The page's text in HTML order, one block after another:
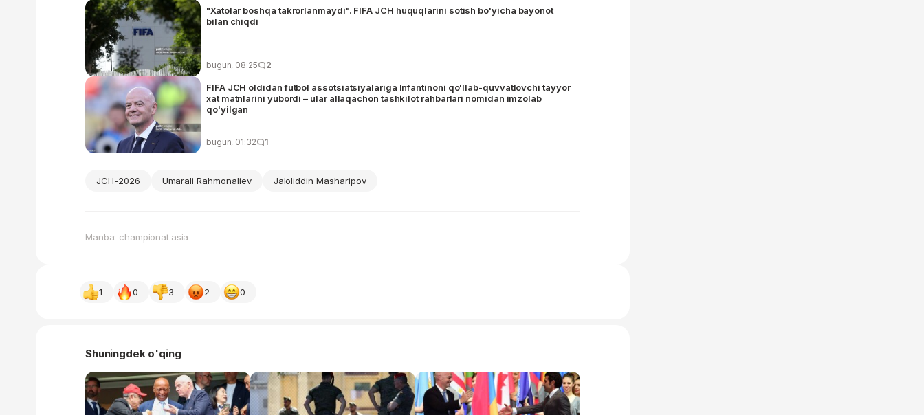
"Xatolar boshqa takrorlanmaydi". FIFA JCH huquqlarini sotish bo'yicha bayonot
bilan chiqdi
bugun, 08:25 2
FIFA JCH oldidan futbol assotsiatsiyalariga Infantinoni qo'llab-quvvatlovchi tayyor
xat matnlarini yubordi – ular allaqachon tashkilot rahbarlari nomidan imzolab
qo'yilgan
bugun, 01:32 1
JCH-2026 Umarali Rahmonaliev Jaloliddin Masharipov
Manba: championat.asia
1 0 3 2 0
Shuningdek o'qing